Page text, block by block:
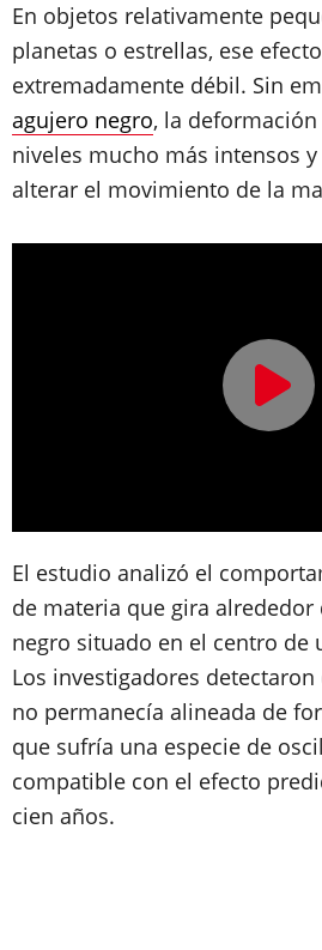
En objetos relativamente
planetas o estrellas, ese
extremadamente débil. Sin
agujero negro, la
niveles mucho más intensos
alterar el movimiento de la
El estudio analizó el
de materia que gira alrededor
negro situado en el centro de
Los investigadores
no permanecía alineada de
que sufría una especie de
compatible con el efecto
cien años.